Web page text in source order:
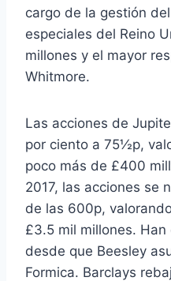
cargo de la gestión
especiales del Reino
millones y el mayor
Whitmore.
Las acciones de
por ciento a 75½p,
poco más de £400
2017, las acciones se
de las 600p,
£3.5 mil millones. Han
desde que Beesley
Formica. Barclays